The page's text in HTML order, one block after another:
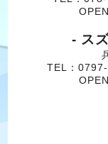
- ス
TEL：